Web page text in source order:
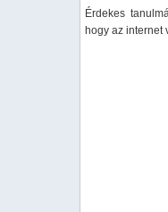
Érdekes
hogy az internet